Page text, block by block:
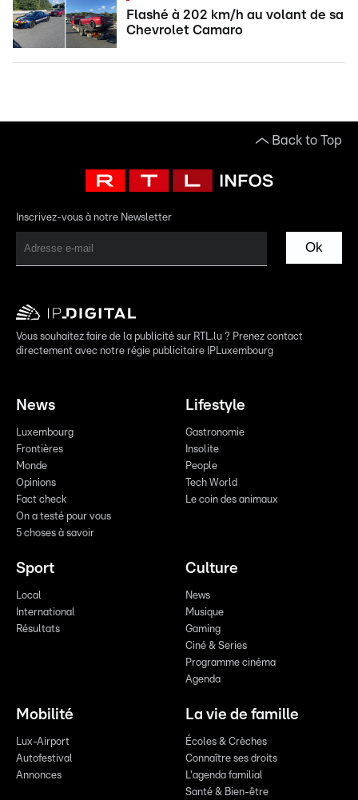
Flashé à 202 km/h au volant de sa
Chevrolet Camaro
Back to Top
Inscrivez-vous à notre Newsletter
Ok
Vous souhaitez faire de la publicité sur RTL.lu ? Prenez contact
directement avec notre régie publicitaire IPLuxembourg
News
Luxembourg
Frontières
Monde
Opinions
Fact check
On a testé pour vous
5 choses à savoir
Lifestyle
Gastronomie
Insolite
People
Tech World
Le coin des animaux
Sport
Local
International
Résultats
Culture
News
Musique
Gaming
Ciné & Series
Programme cinéma
Agenda
Mobilité
Lux-Airport
Autofestival
Annonces
La vie de famille
Écoles & Crèches
Connaître ses droits
L'agenda familial
Santé & Bien-être